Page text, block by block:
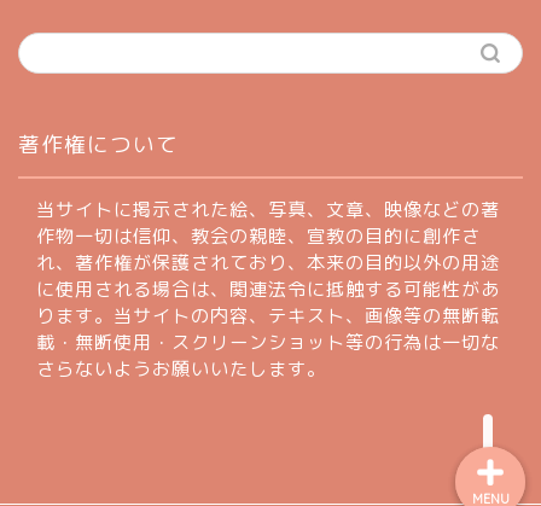
著作権について
当サイトに掲示された絵、写真、文章、映像などの著
作物一切は信仰、教会の親睦、宣教の目的に創作さ
れ、著作権が保護されており、本来の目的以外の用途
に使用される場合は、関連法令に抵触する可能性があ
ります。当サイトの内容、テキスト、画像等の無断転
載・無断使用・スクリーンショット等の行為は一切な
さらないようお願いいたします。
MENU
profile
著作権について
お問い合わせフォーム